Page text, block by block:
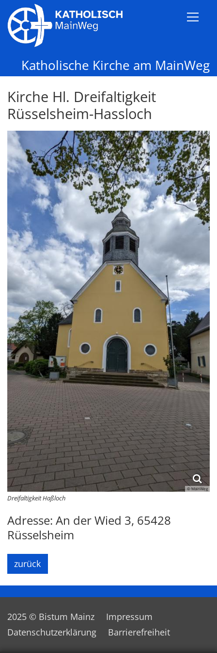
Zum Inhalt springen
Katholische Kirche am MainWeg
Kirche Hl. Dreifaltigkeit
Rüsselsheim-Hassloch
© MainWeg
Dreifaltigkeit Haßloch
Adresse: An der Wied 3, 65428
Rüsselsheim
zurück
2025 © Bistum Mainz
Impressum
Datenschutzerklärung
Barrierefreiheit